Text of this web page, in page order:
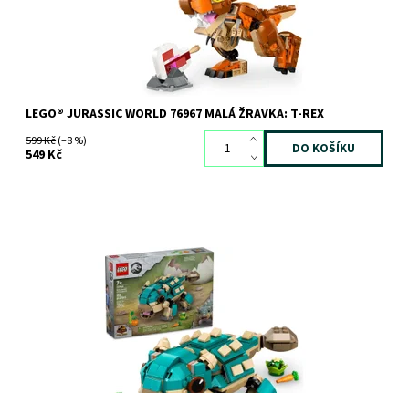
LEGO® JURASSIC WORLD 76967 MALÁ ŽRAVKA: T-REX
599 Kč(–8 %)
549 Kč
Postarejte se Malou Bumpy – nejroztomilejšího dinosaura na
světě! Postavte si vlastního ankylosaura ze seriálu Jurský svět:
Křídový kemp....
Skladem1 ks